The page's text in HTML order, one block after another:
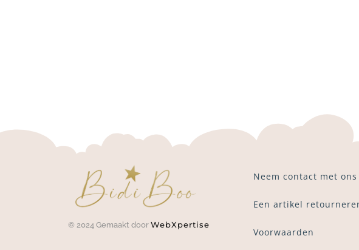
© 2024 Gemaakt door WebXpertise
Neem contact met ons
Een artikel
Voorwaarden